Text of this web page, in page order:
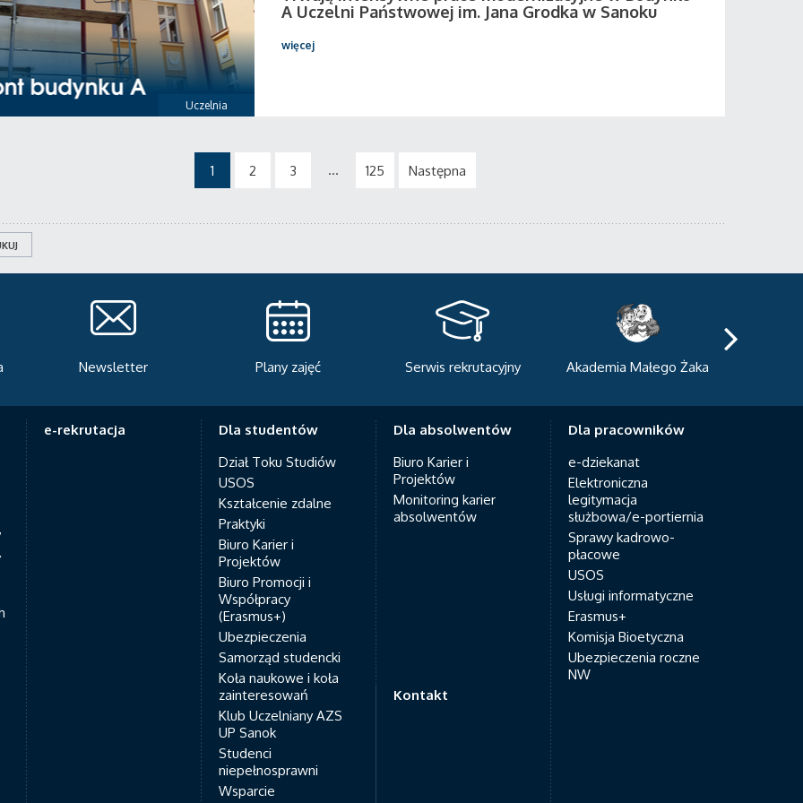
Uczelnia
A Uczelni Państwowej im. Jana Grodka w Sanoku
więcej
1 2 3 ... 125 Następna
Plany zajęć Serwis rekrutacyjny Akademia Małego Żaka
Centrum Sportowo-
e-rekrutacja
Dla studentów
Dział Toku Studiów
USOS
Kształcenie zdalne
Praktyki
Biuro Karier i
Projektów
Biuro Promocji i
Współpracy
(Erasmus+)
Ubezpieczenia
Samorząd studencki
Koła naukowe i koła
zainteresowań
Klub Uczelniany AZS
UP Sanok
Studenci
niepełnosprawni
Wsparcie
Dla absolwentów
Biuro Karier i
Projektów
Monitoring karier
absolwentów
Dla pracowników
e-dziekanat
Elektroniczna
legitymacja
służbowa/e-portiernia
Sprawy kadrowo-
płacowe
USOS
Usługi informatyczne
Erasmus+
Komisja Bioetyczna
Ubezpieczenia roczne
NW
Kontakt